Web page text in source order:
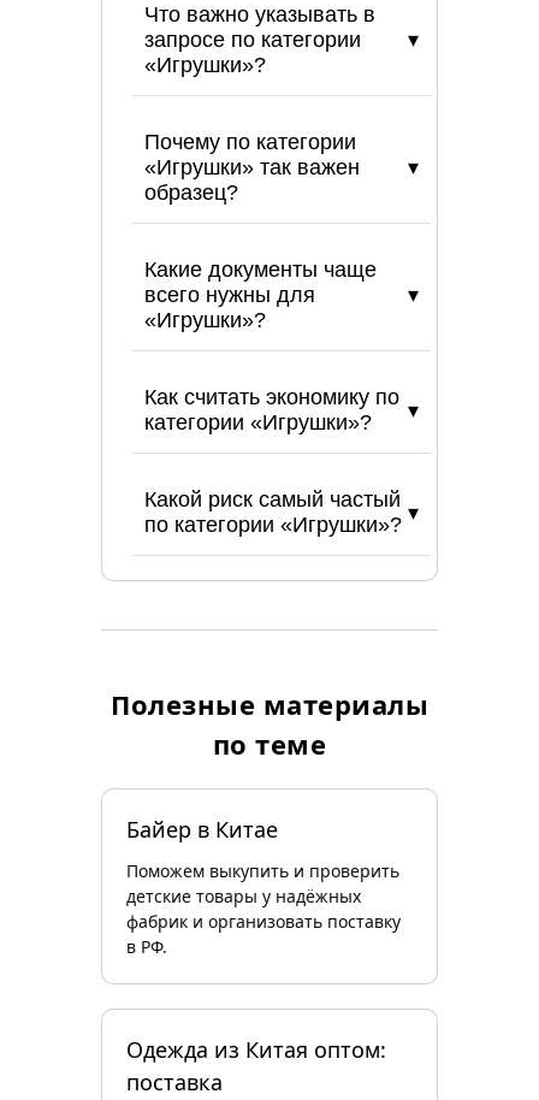
Что важно указывать в
запросе по категории
«Игрушки»?
Почему по категории
«Игрушки» так важен
образец?
Какие документы чаще
всего нужны для
«Игрушки»?
Как считать экономику по
категории «Игрушки»?
Какой риск самый частый
по категории «Игрушки»?
Полезные материалы
по теме
Байер в Китае
Поможем выкупить и проверить
детские товары у надёжных
фабрик и организовать поставку
в РФ.
Одежда из Китая оптом:
поставка